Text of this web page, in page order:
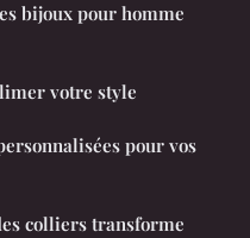
bijoux pour homme
votre style
pour vos
colliers transforme